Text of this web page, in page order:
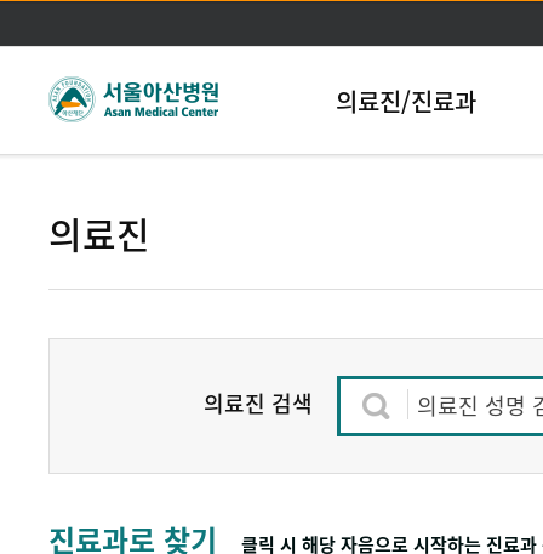
본문바로가기
의료진/진료과
의료진
의료진 검색 의료진 성명
진료과로 찾기 클릭 시 해당 자음으로 시작하는 진료